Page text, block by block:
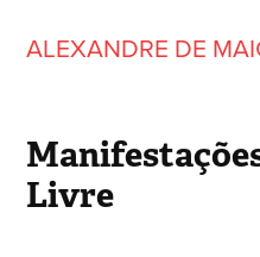
ALEXANDRE DE
Livre